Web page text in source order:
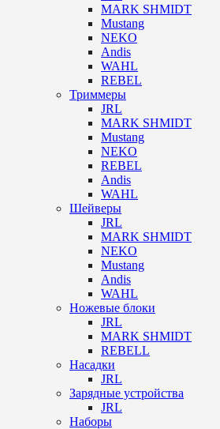
MARK SHMIDT
Mustang
NEKO
Andis
WAHL
REBEL
Триммеры
JRL
MARK SHMIDT
Mustang
NEKO
REBEL
Andis
WAHL
Шейверы
JRL
MARK SHMIDT
NEKO
Mustang
Andis
WAHL
Ножевые блоки
JRL
MARK SHMIDT
REBELL
Насадки
JRL
Зарядные устройства
JRL
Наборы